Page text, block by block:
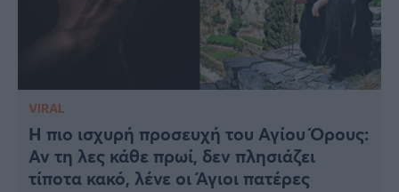
VIRAL
Η πιο ισχυρή προσευχή του Αγίου Όρους:
Αν τη λες κάθε πρωί, δεν πλησιάζει
τίποτα κακό, λένε οι Άγιοι πατέρες